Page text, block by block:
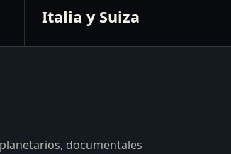
Italia y Suiza
documentales